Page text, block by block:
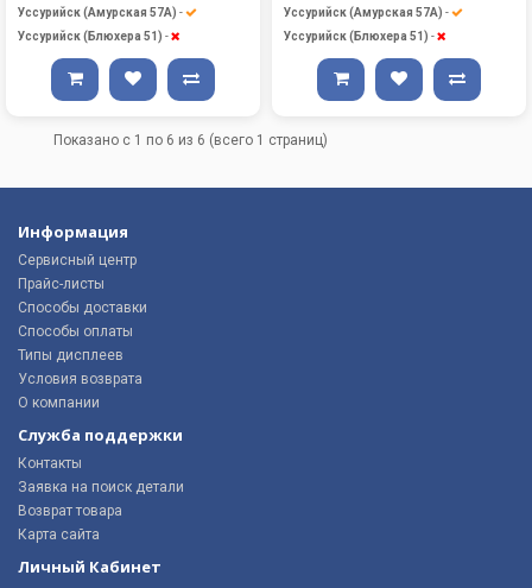
Уссурийск (Амурская 57А) -
Уссурийск (Блюхера 51) -
Уссурийск (Амурская 57А) -
Уссурийск (Блюхера 51) -
Показано с 1 по 6 из 6 (всего 1 страниц)
Информация
Сервисный центр
Прайс-листы
Способы доставки
Способы оплаты
Типы дисплеев
Условия возврата
О компании
Служба поддержки
Контакты
Заявка на поиск детали
Возврат товара
Карта сайта
Личный Кабинет